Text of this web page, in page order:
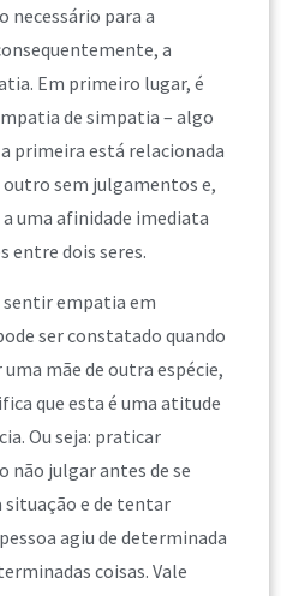
necessário para a
a
Em primeiro lugar, é
de simpatia – algo
primeira está relacionada
sem julgamentos e,
uma afinidade imediata
entre dois seres.
empatia em
ser constatado quando
mãe de outra espécie,
que esta é uma atitude
Ou seja: praticar
não julgar antes de se
e de tentar
agiu de determinada
coisas. Vale